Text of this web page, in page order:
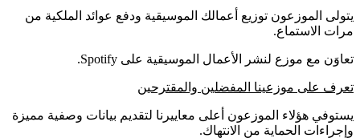
يتولى الموزعون توزيع أعمالك الموسيقية ودفع عوائد الملكية من
مرات الاستماع.
تعاوَن مع موزع لنشر الأعمال الموسيقية على Spotify.
تعرف على موزعينا المفضلين والمقترحين
يستوفي هؤلاء الموزعون أعلى معاييرنا لتقديم بيانات وصفية مميزة
وإجراءات الحماية من الانتهاك.